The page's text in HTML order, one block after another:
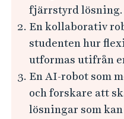
fjärrstyrd lösning.
En kollaborativ
studenten hur
utformas utifrån
En AI-robot som
och forskare att
lösningar som